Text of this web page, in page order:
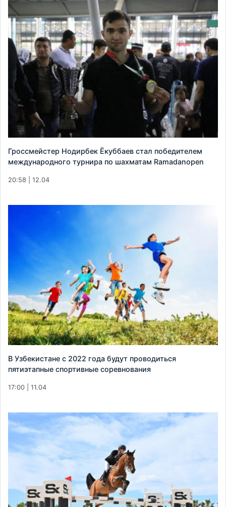
Гроссмейстер Нодирбек Ёкуббаев стал победителем
международного турнира по шахматам Ramadanopen
20:58 | 12.04
В Узбекистане с 2022 года будут проводиться
пятиэтапные спортивные соревнования
17:00 | 11.04